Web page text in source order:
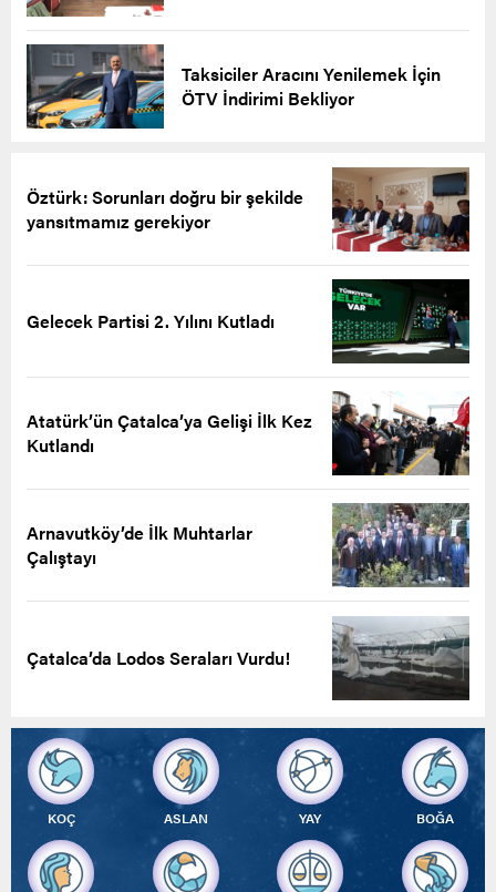
Taksiciler Aracını Yenilemek İçin
ÖTV İndirimi Bekliyor
Öztürk: Sorunları doğru bir şekilde
yansıtmamız gerekiyor
Gelecek Partisi 2. Yılını Kutladı
Atatürk’ün Çatalca’ya Gelişi İlk Kez
Kutlandı
Arnavutköy’de İlk Muhtarlar
Çalıştayı
Çatalca’da Lodos Seraları Vurdu!
KOÇ ASLAN YAY BOĞA